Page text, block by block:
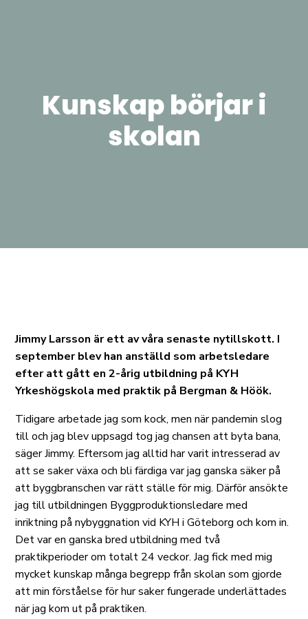
Kunskap börjar i
skolan
Jimmy Larsson är ett av våra senaste nytillskott. I
september blev han anställd som arbetsledare
efter att gått en 2-årig utbildning på KYH
Yrkeshögskola med praktik på Bergman & Höök.
Tidigare arbetade jag som kock, men när pandemin slog
till och jag blev uppsagd tog jag chansen att byta bana,
säger Jimmy. Eftersom jag alltid har varit intresserad av
att se saker växa och bli färdiga var jag ganska säker på
att byggbranschen var rätt ställe för mig. Därför ansökte
jag till utbildningen Byggproduktionsledare med
inriktning på nybyggnation vid KYH i Göteborg och kom in.
Det var en ganska bred utbildning med två
praktikperioder om totalt 24 veckor. Jag fick med mig
mycket kunskap många begrepp från skolan som gjorde
att min förståelse för hur saker fungerade underlättades
när jag kom ut på praktiken.